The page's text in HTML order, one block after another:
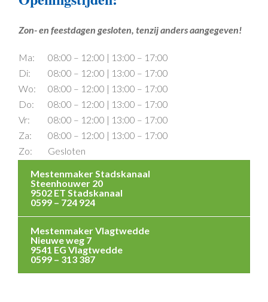
Zon- en feestdagen gesloten, tenzij anders aangegeven!
Ma:
08:00 – 12:00 | 13:00 – 17:00
Di:
08:00 – 12:00 | 13:00 – 17:00
Wo:
08:00 – 12:00 | 13:00 – 17:00
Do:
08:00 – 12:00 | 13:00 – 17:00
Vr:
08:00 – 12:00 | 13:00 – 17:00
Za:
08:00 – 12:00 | 13:00 – 17:00
Zo:
Gesloten
Mestenmaker Stadskanaal
Steenhouwer 20
9502 ET Stadskanaal
0599 – 724 924
Mestenmaker Vlagtwedde
Nieuwe weg 7
9541 EG Vlagtwedde
0599 – 313 387